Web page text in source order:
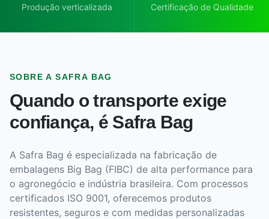
Produção verticalizada Certificação de Qualidade
SOBRE A SAFRA BAG
Quando o transporte exige
confiança, é Safra Bag
A Safra Bag é especializada na fabricação de
embalagens Big Bag (FIBC) de alta performance para
o agronegócio e indústria brasileira. Com processos
certificados ISO 9001, oferecemos produtos
resistentes, seguros e com medidas personalizadas